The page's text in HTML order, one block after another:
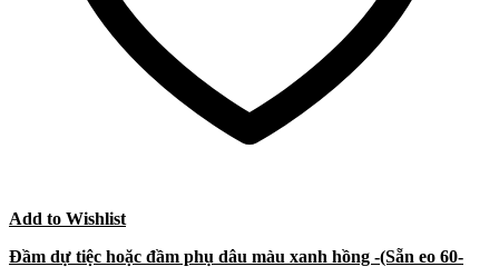
Add to Wishlist
Đầm dự tiệc hoặc đầm phụ dâu màu xanh hồng -(Sẵn eo 60-